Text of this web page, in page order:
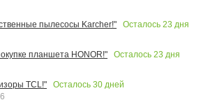
пылесосы Karcher!"
Осталось 23 дня
планшета HONOR!"
Осталось 23 дня
TCL!"
Осталось 30 дней